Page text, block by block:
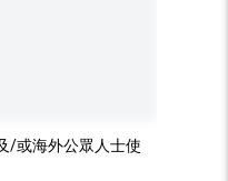
/或海外公眾人士使